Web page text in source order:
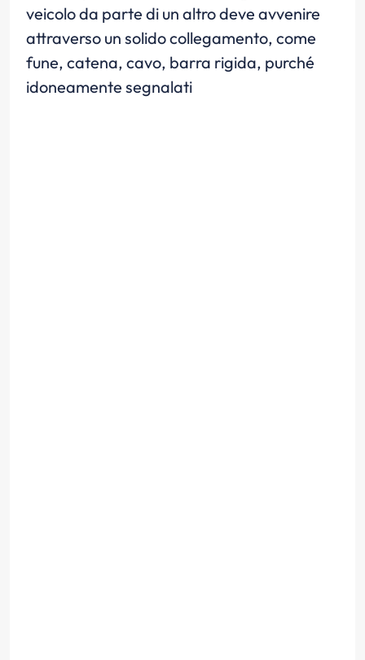
veicolo da parte di un altro deve avvenire
attraverso un solido collegamento, come
fune, catena, cavo, barra rigida, purché
idoneamente segnalati